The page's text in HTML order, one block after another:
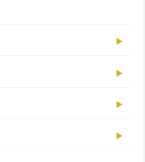
▶
▶
▶
▶